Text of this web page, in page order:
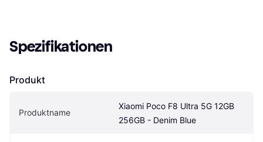
Spezifikationen
Produkt
Produktname
Xiaomi Poco F8 Ultra 5G 12GB
256GB - Denim Blue